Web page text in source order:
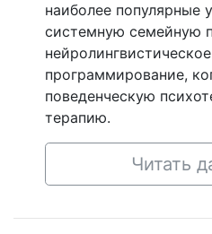
наиболее популярные
системную семейную
нейролингвистическое
программирование,
поведенческую
терапию.
Читать